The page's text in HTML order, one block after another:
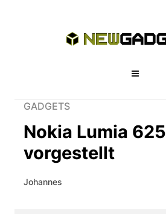
GADGETS
Nokia Lumia 625
vorgestellt
Johannes